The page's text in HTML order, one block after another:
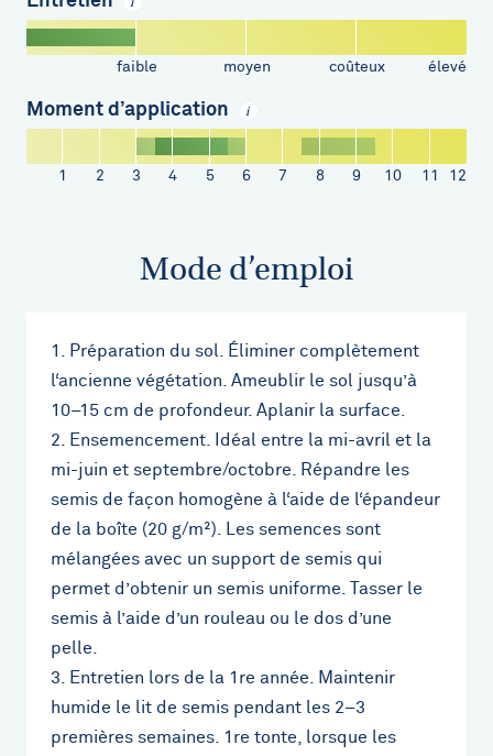
faible moyen coûteux élevé
Moment d’application i
1 2 3 4 5 6 7 8 9 10 11 12
Mode d’emploi
1. Préparation du sol. Éliminer complètement
l‘ancienne végétation. Ameublir le sol jusqu’à
10–15 cm de profondeur. Aplanir la surface.
2. Ensemencement. Idéal entre la mi-avril et la
mi-juin et septembre/octobre. Répandre les
semis de façon homogène à l‘aide de l‘épandeur
de la boîte (20 g/m²). Les semences sont
mélangées avec un support de semis qui
permet d’obtenir un semis uniforme. Tasser le
semis à l’aide d’un rouleau ou le dos d’une
pelle.
3. Entretien lors de la 1re année. Maintenir
humide le lit de semis pendant les 2–3
premières semaines. 1re tonte, lorsque les